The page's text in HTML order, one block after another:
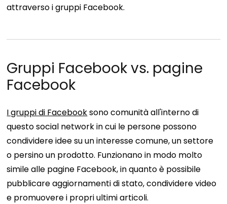
attraverso i gruppi Facebook.
Gruppi Facebook vs. pagine
Facebook
I gruppi di Facebooksono comunità all'interno di
questo social network in cui le persone possono
condividere idee su un interesse comune, un settore
o persino un prodotto. Funzionano in modo molto
simile alle pagine Facebook, in quanto è possibile
pubblicare aggiornamenti di stato, condividere video
e promuovere i propri ultimi articoli.